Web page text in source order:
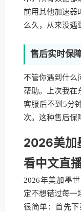
前用其他加速器
么久，从来没遇
售后实时保
不管你遇到什么
帮助。上次我在
客服后不到5分
次。这种售后保
2026美加
看中文直
2026年美加墨
定不想错过每一
很简单：首先下